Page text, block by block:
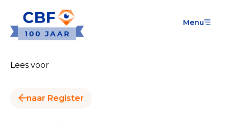
Menu
Goede Doelen
CBF-Erkenning aanvragen
Lees voor
naar Register